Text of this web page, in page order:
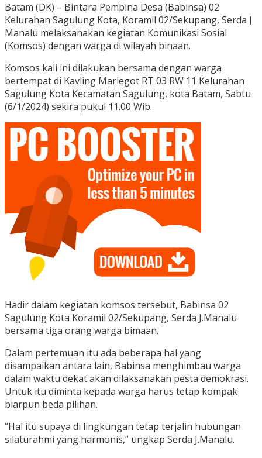
Batam (DK) – Bintara Pembina Desa (Babinsa) 02
Kelurahan Sagulung Kota, Koramil 02/Sekupang, Serda J
Manalu melaksanakan kegiatan Komunikasi Sosial
(Komsos) dengan warga di wilayah binaan.
Komsos kali ini dilakukan bersama dengan warga
bertempat di Kavling Marlegot RT 03 RW 11 Kelurahan
Sagulung Kota Kecamatan Sagulung, kota Batam, Sabtu
(6/1/2024) sekira pukul 11.00 Wib.
Hadir dalam kegiatan komsos tersebut, Babinsa 02
Sagulung Kota Koramil 02/Sekupang, Serda J.Manalu
bersama tiga orang warga bimaan.
Dalam pertemuan itu ada beberapa hal yang
disampaikan antara lain, Babinsa menghimbau warga
dalam waktu dekat akan dilaksanakan pesta demokrasi.
Untuk itu diminta kepada warga harus tetap kompak
biarpun beda pilihan.
“Hal itu supaya di lingkungan tetap terjalin hubungan
silaturahmi yang harmonis,” ungkap Serda J.Manalu.